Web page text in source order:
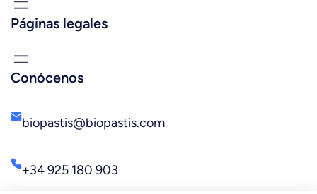
Páginas legales
Conócenos
biopastis@biopastis.com
+34 925 180 903